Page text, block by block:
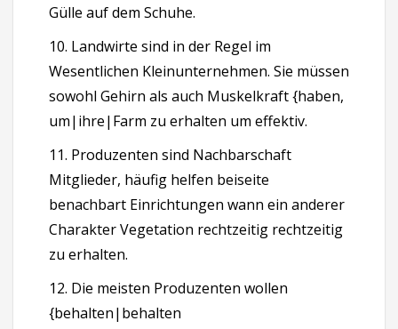
Gülle auf dem Schuhe.
10. Landwirte sind in der Regel im
Wesentlichen Kleinunternehmen. Sie müssen
sowohl Gehirn als auch Muskelkraft {haben,
um|ihre|Farm zu erhalten um effektiv.
11. Produzenten sind Nachbarschaft
Mitglieder, häufig helfen beiseite
benachbart Einrichtungen wann ein anderer
Charakter Vegetation rechtzeitig rechtzeitig
zu erhalten.
12. Die meisten Produzenten wollen
{behalten|behalten